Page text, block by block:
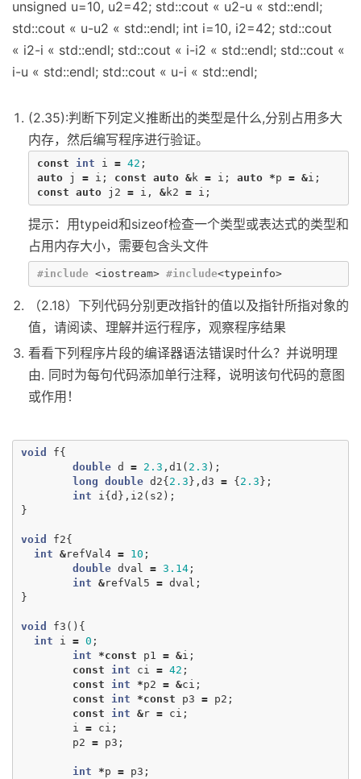
unsigned u=10, u2=42; std::cout « u2-u « std::endl;
std::cout « u-u2 « std::endl; int i=10, i2=42; std::cout
« i2-i « std::endl; std::cout « i-i2 « std::endl; std::cout «
i-u « std::endl; std::cout « u-i « std::endl;
(2.35):判断下列定义推断出的类型是什么,分别占用多大
内存，然后编写程序进行验证。
const int i = 42 ;
auto j = i ; const auto &k = i ; auto *p = &i ;
const auto j2 = i , &k2 = i ;
提示：用typeid和sizeof检查一个类型或表达式的类型和
占用内存大小，需要包含头文件
#include <iostream> #include<typeinfo>
（2.18）下列代码分别更改指针的值以及指针所指对象的
值，请阅读、理解并运行程序，观察程序结果
看看下列程序片段的编译器语法错误时什么？并说明理
由. 同时为每句代码添加单行注释，说明该句代码的意图
或作用！
void f{
double d = 2.3 , d1 ( 2.3 );
long double d2{ 2.3 }, d3 = { 2.3 };
int
i{ d }, i2 ( s2 );
}
void f2{
int &refVal4 = 10 ;
double dval = 3.14 ;
int &refVal5 = dval ;
}
void f3 (){
int
i = 0 ;
int
*const p1 = &i ;
const
int ci = 42 ;
const
int *p2 = &ci ;
const
int *const p3 = p2 ;
const
int &r = ci ;
i = ci ;
p2 = p3 ;
int *p = p3 ;